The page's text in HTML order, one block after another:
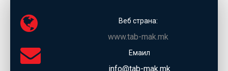
Веб страна:
www.tab-mak.mk
Емаил
info@tab-mak.mk